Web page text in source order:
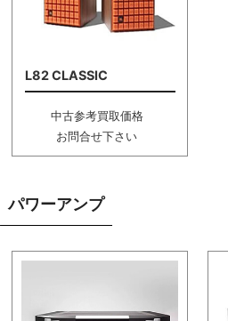
L82 CLASSIC
中古参考買取価格
お問合せ下さい
パワーアンプ